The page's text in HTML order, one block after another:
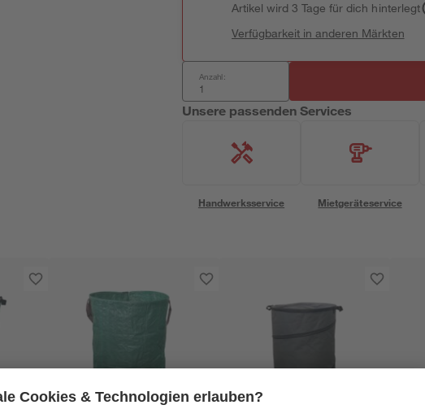
Artikel wird 3 Tage für dich hinterlegt
Verfügbarkeit in anderen Märkten
Anzahl:
Unsere passenden Services
Handwerksservice Mietgeräteservice